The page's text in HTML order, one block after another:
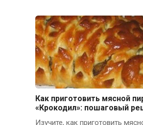
Как приготовить мясной
«Крокодил»: пошаговый
Изучите, как приготовить